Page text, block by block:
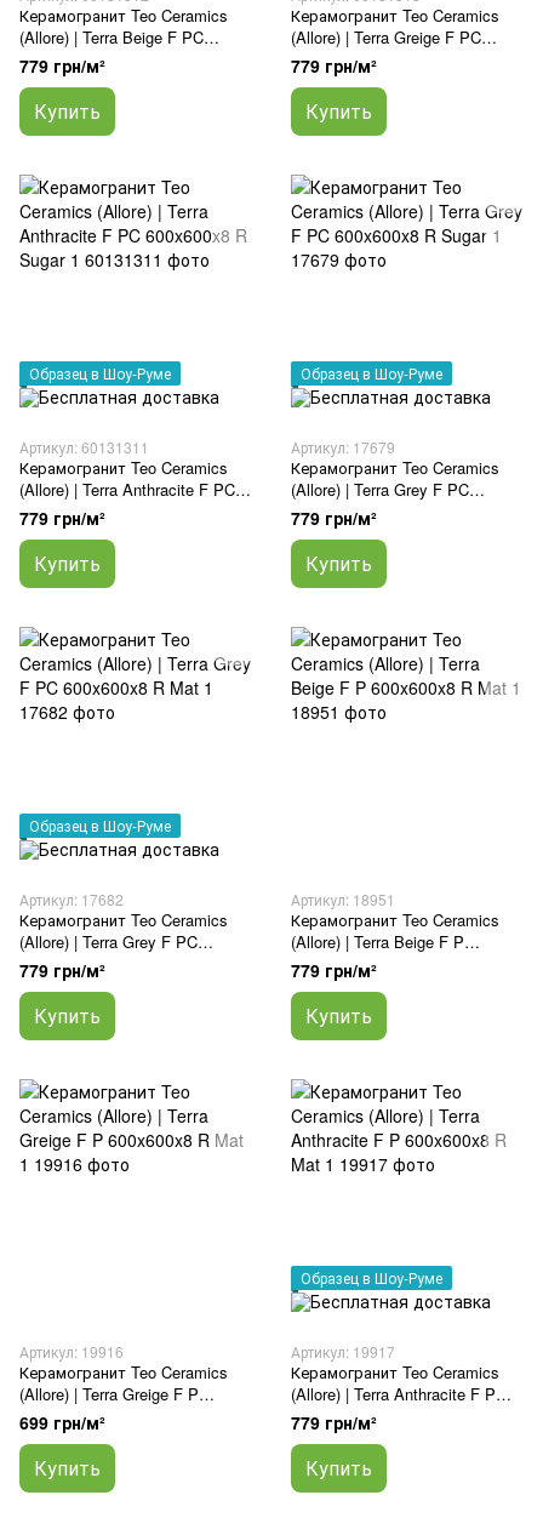
Керамогранит Teo Ceramics
(Allore) | Terra Beige F PC
600x600x8 R Sugar 1
779 грн/м²
Купить
Керамогранит Teo Ceramics
(Allore) | Terra Greige F PC
600x600x8 R Sugar 1
779 грн/м²
Купить
Образец в Шоу-Руме
Артикул: 60131311
Керамогранит Teo Ceramics
(Allore) | Terra Anthracite F PC
600x600x8 R Sugar 1
779 грн/м²
Купить
Образец в Шоу-Руме
Артикул: 17679
Керамогранит Teo Ceramics
(Allore) | Terra Grey F PC
600x600x8 R Sugar 1
779 грн/м²
Купить
Образец в Шоу-Руме
Артикул: 17682
Керамогранит Teo Ceramics
(Allore) | Terra Grey F PC
600x600x8 R Mat 1
779 грн/м²
Купить
Артикул: 18951
Керамогранит Teo Ceramics
(Allore) | Terra Beige F P
600x600x8 R Mat 1
779 грн/м²
Купить
Артикул: 19916
Керамогранит Teo Ceramics
(Allore) | Terra Greige F P
600x600x8 R Mat 1
699 грн/м²
Купить
Образец в Шоу-Руме
Артикул: 19917
Керамогранит Teo Ceramics
(Allore) | Terra Anthracite F P
600x600x8 R Mat 1
779 грн/м²
Купить